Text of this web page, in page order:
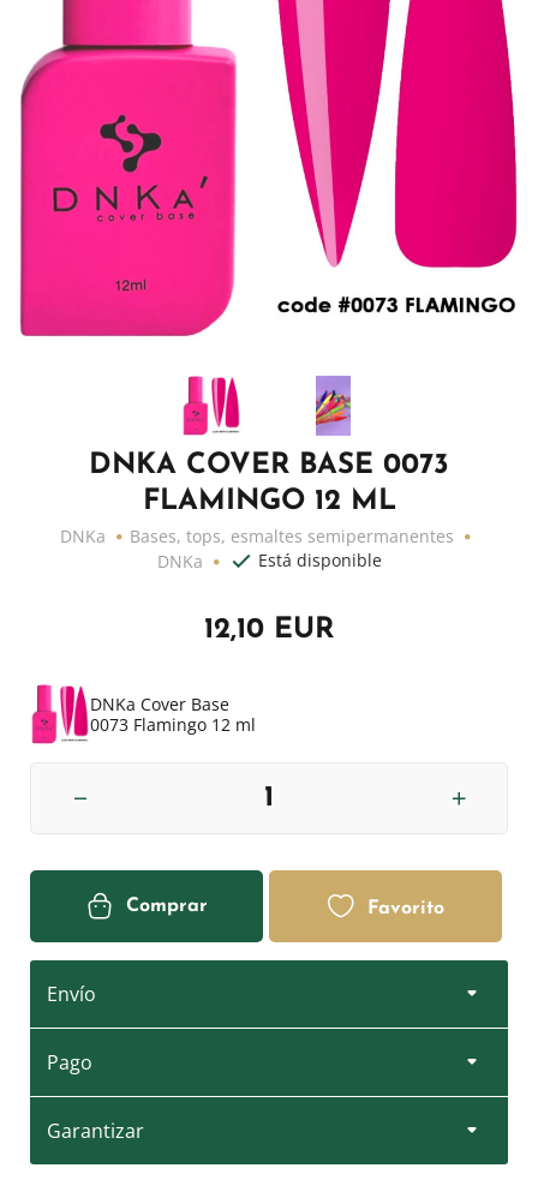
DNKA COVER BASE 0073
FLAMINGO 12 ML
DNKa
Bases, tops, esmaltes semipermanentes
DNKa
Está disponible
12,10 EUR
DNKa Cover Base
0073 Flamingo 12 ml
Comprar Favorito
Envío
Pago
Garantizar